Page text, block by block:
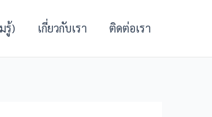
รู้) เกี่ยวกับเรา ติดต่อเรา